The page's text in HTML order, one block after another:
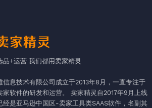
品+运营 我们都用卖家精灵
信息技术有限公司成立于2013年8月，一直专注于
家软件的研发和运营。 卖家精灵自2017年9月上线
经是亚马逊中国区-卖家工具类SAAS软件，名副其